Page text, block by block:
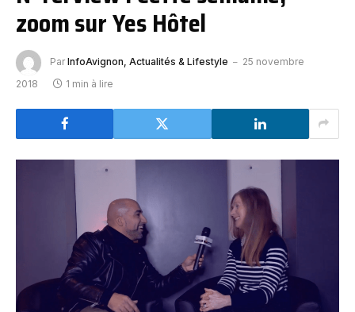
zoom sur Yes Hôtel
Par InfoAvignon, Actualités & Lifestyle
25 novembre
2018
1 min à lire